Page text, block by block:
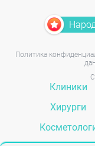
Политика
Клиники
Хирурги